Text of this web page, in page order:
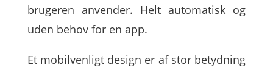
brugeren anvender. Helt automatisk og
uden behov for en app.
Et mobilvenligt design er af stor betydning